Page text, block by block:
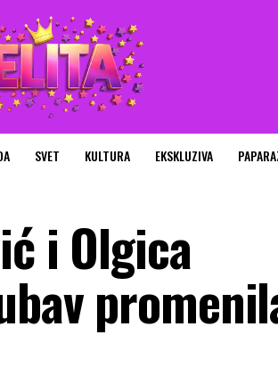
SVET KULTURA EKSKLUZIVA
i Olgica